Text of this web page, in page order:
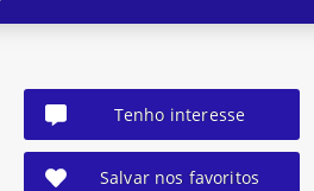
Tenho interesse
Salvar nos favoritos